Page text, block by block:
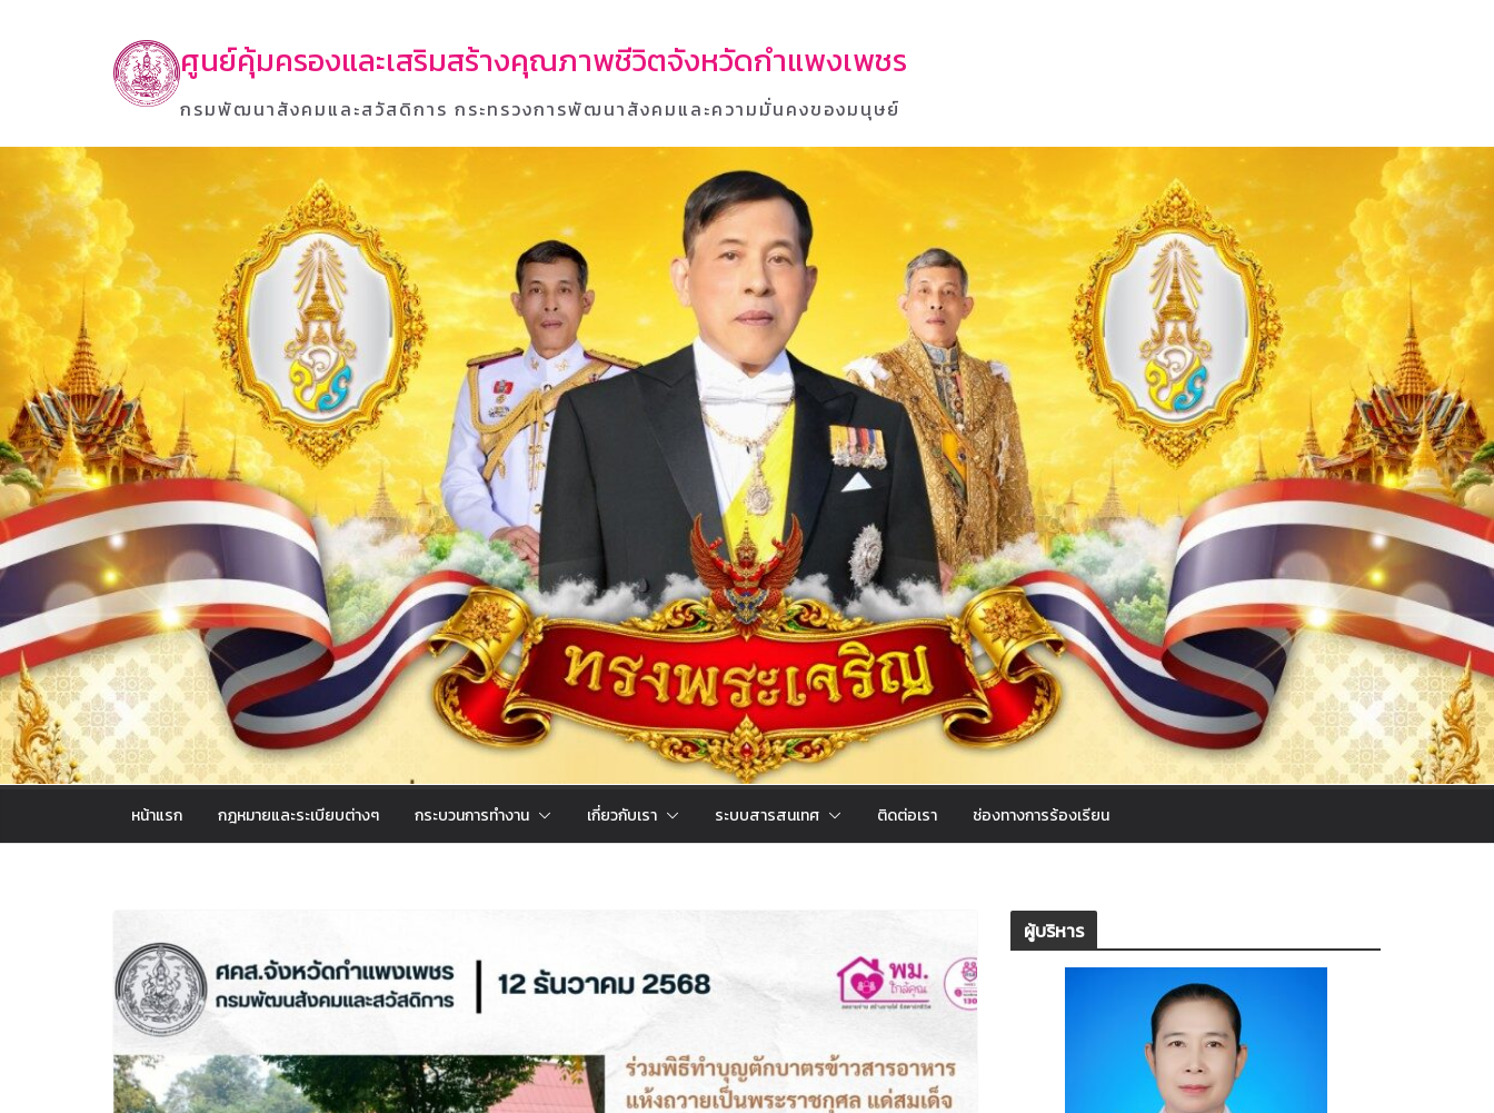
ศูนย์คุ้มครองและเสริมสร้างคุณภาพชีวิตจังหวัดกำแพงเพชร
กรมพัฒนาสังคมและสวัสดิการ กระทรวงการพัฒนาสังคมและความมั่นคงของมนุษย์
หน้าแรก กฎหมายและระเบียบต่างๆ กระบวนการทำงาน เกี่ยวกับเรา ระบบสารสนเทศ ติดต่อเรา ช่องทางการร้องเรียน
ผู้บริหาร